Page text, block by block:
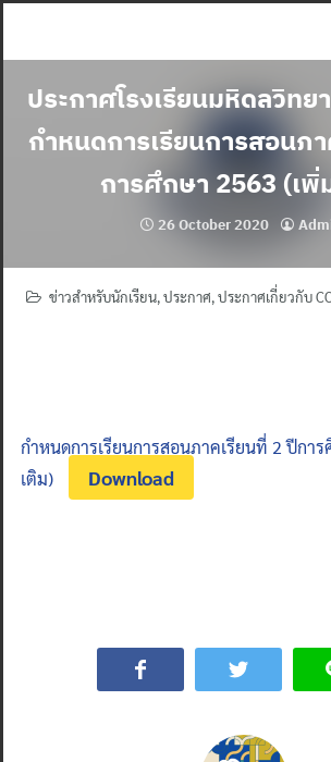
ประกาศโรงเรียนมหิดลวิทย
กำหนดการเรียนการสอนภ
การศึกษา 2563 (เพิ่
26 October 2020
ข่าวสำหรับนักเรียน,ประกาศ,ประกาศเกี่ยวกับ
กำหนดการเรียนการสอนภาคเรียนที่ 2 ปีกา
เติม)
Download